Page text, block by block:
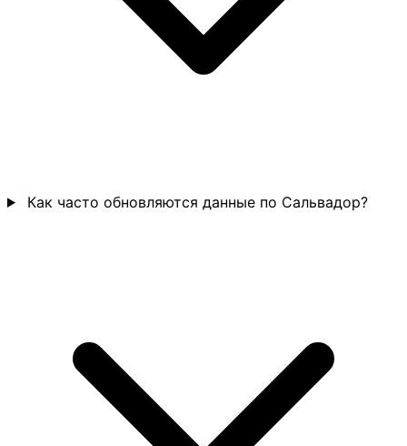
Как часто обновляются данные по Сальвадор?